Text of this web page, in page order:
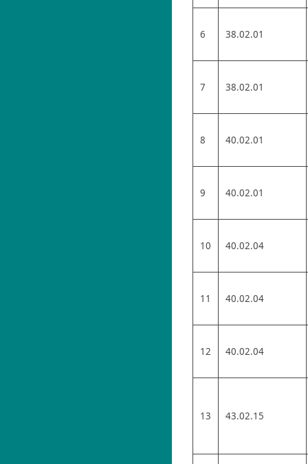
6 38.02.01
7 38.02.01
8 40.02.01
9 40.02.01
10 40.02.04
11 40.02.04
12 40.02.04
13 43.02.15